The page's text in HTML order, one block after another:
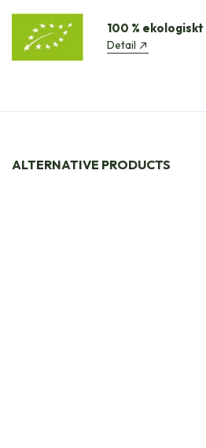
100 % ekologiskt
Detail
ALTERNATIVE PRODUCTS